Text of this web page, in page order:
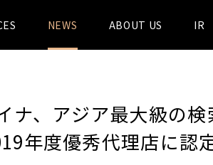
NEWS ABOUT US IR
ナ、アジア最大級の
年度優秀代理店に認